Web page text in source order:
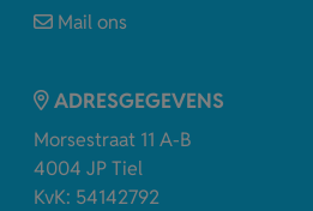
Mail ons
ADRESGEGEVENS
Morsestraat 11 A-B
4004 JP Tiel
KvK: 54142792